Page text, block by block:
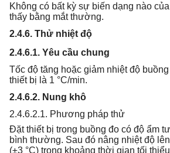
Không có bất kỳ sự biến dạng nào
thấy bằng mắt thường.
2.4.6. Thử nhiệt độ
2.4.6.1. Yêu cầu chung
Tốc độ tăng hoặc giảm nhiệt độ
thiết bị là 1 °C/min.
2.4.6.2. Nung khô
2.4.6.2.1. Phương pháp thử
Đặt thiết bị trong buồng đo có độ ẩm
bình thường. Sau đó nâng nhiệt độ
(±3 °C) trong khoảng thời gian tối